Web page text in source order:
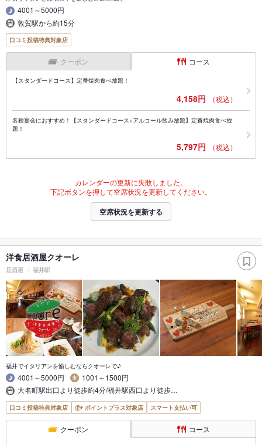
4001～5000円
敦賀駅から約15分
口コミ投稿特典対象店
クーポン コース
【スタンダードコース】定番焼肉食べ放題！
4,158円 （税込）
各種宴会におすすめ！【スタンダードコース+アルコール飲み放題】定番焼肉食べ放
題！
5,797円 （税込）
カレンダーの更新に失敗しました。
下記ボタンを押して空席状況を更新してください。
空席状況を更新する
洋食居酒屋クオーレ
居酒屋 福井駅
福井でイタリアンを愉しむならクオーレで♪
4001～5000円
1001～1500円
大名町駅出口より徒歩約4分/福井駅西口より徒歩…
口コミ投稿特典対象店 ポイントプラス対象店 スマート支払い可
クーポン コース